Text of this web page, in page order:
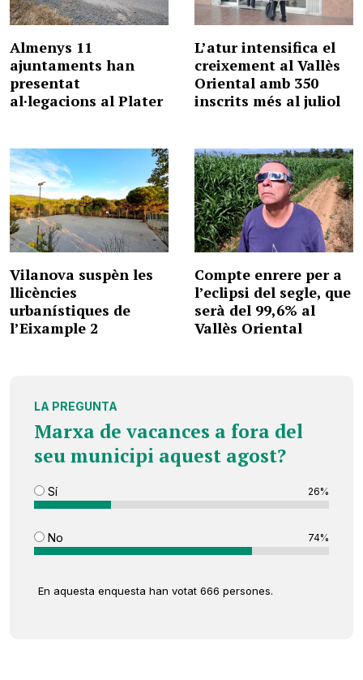
Almenys 11
ajuntaments han
presentat
al·legacions al Plater
L’atur intensifica el
creixement al Vallès
Oriental amb 350
inscrits més al juliol
Vilanova suspèn les
llicències
urbanístiques de
l’Eixample 2
Compte enrere per a
l’eclipsi del segle, que
serà del 99,6% al
Vallès Oriental
LA PREGUNTA
Marxa de vacances a fora del
seu municipi aquest agost?
Sí 26%
No 74%
En aquesta enquesta han votat 666 persones.